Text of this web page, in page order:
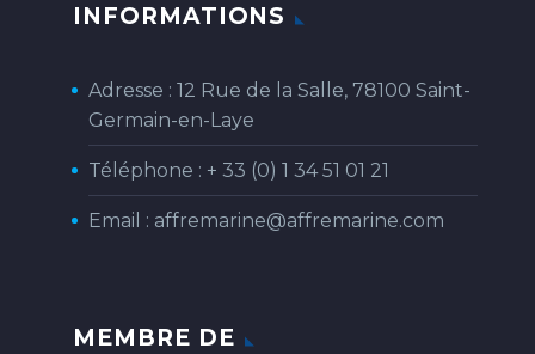
INFORMATIONS
Adresse : 12 Rue de la Salle, 78100 Saint-
Germain-en-Laye
Téléphone : + 33 (0) 1 34 51 01 21
Email : affremarine@affremarine.com
MEMBRE DE